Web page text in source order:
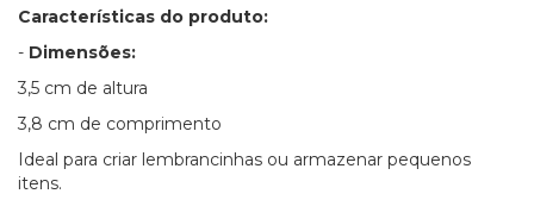
Características do produto:
- Dimensões:
3,5 cm de altura
3,8 cm de comprimento
Ideal para criar lembrancinhas ou armazenar pequenos
itens.